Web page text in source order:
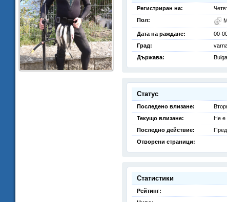
Регистриран на:
Пол:
Дата на раждане:
00-
Град:
Държава:
Статус
Последено влизане:
Текущо влизане:
Не е
Последно действие:
Отворени страници:
Статистики
Рейтинг: